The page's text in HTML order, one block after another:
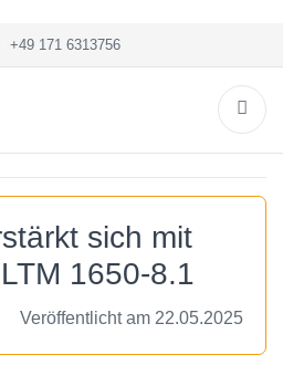
+49 171 6313756
sich mit
1650-8.1
Veröffentlicht am 22.05.2025